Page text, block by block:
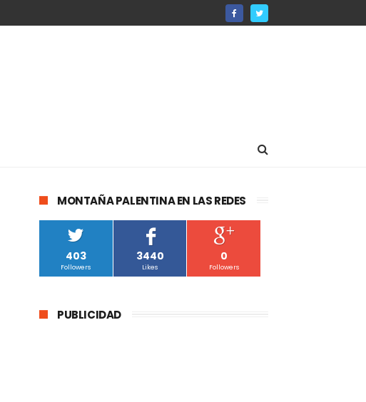
MONTAÑA PALENTINA EN LAS REDES
403
Followers
3440
Likes
0
Followers
PUBLICIDAD